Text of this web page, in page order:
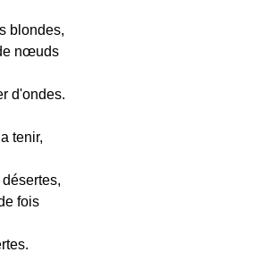
blondes,
nœuds
d'ondes.
tenir,
fois